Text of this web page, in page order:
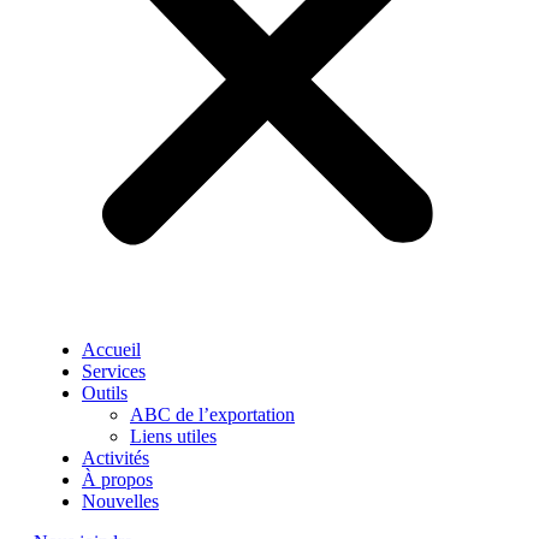
Accueil
Services
Outils
ABC de l’exportation
Liens utiles
Activités
À propos
Nouvelles